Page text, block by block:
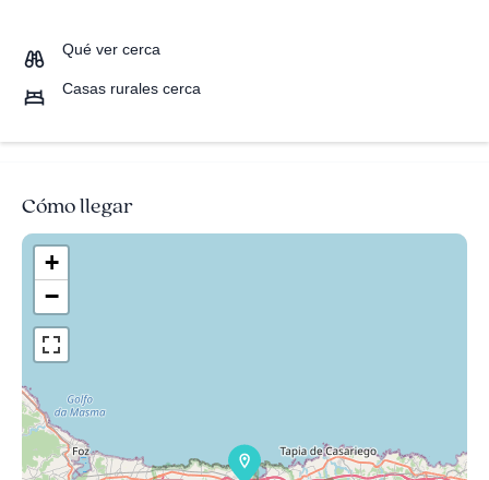
Qué ver cerca
Casas rurales cerca
Cómo llegar
+
−